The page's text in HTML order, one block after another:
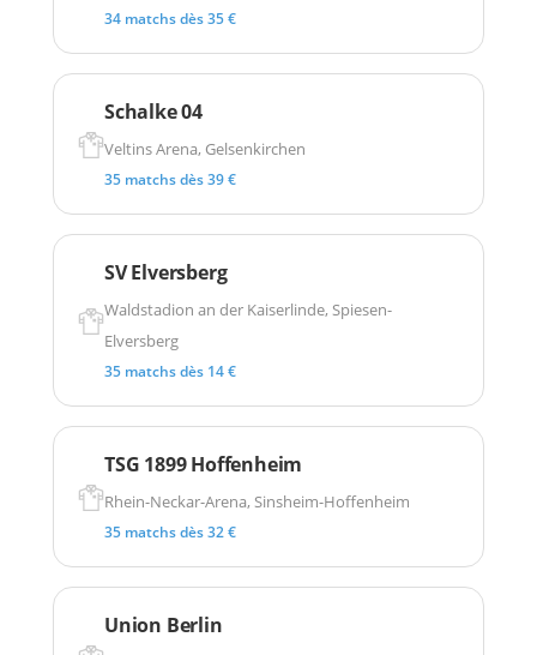
34 matchs dès 35 €
Schalke 04
Veltins Arena, Gelsenkirchen
35 matchs dès 39 €
SV Elversberg
Waldstadion an der Kaiserlinde, Spiesen-
Elversberg
35 matchs dès 14 €
TSG 1899 Hoffenheim
Rhein-Neckar-Arena, Sinsheim-Hoffenheim
35 matchs dès 32 €
Union Berlin